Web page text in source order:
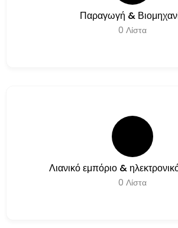
Παραγωγή &
0 Λίστα
Λιανικό εμπόριο &
0 Λίστα